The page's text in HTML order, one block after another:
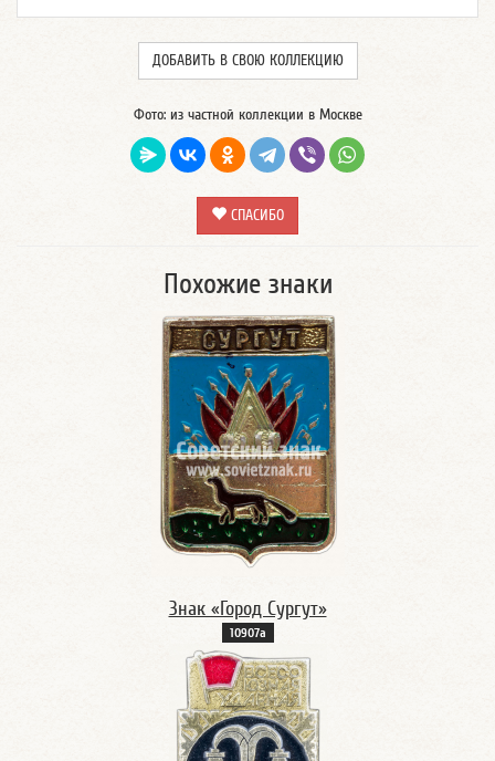
ДОБАВИТЬ В СВОЮ КОЛЛЕКЦИЮ
Фото: из частной коллекции в Москве
СПАСИБО
Похожие знаки
Знак «Город Сургут»
10907а